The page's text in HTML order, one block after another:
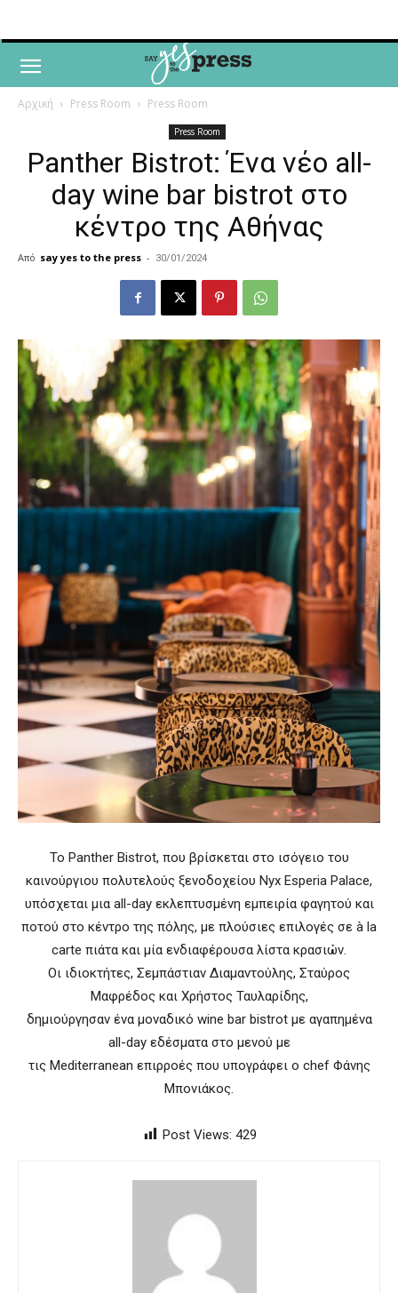
Αρχική Press Room Press Room
Press Room
Panther Bistrot: Ένα νέο all-
day wine bar bistrot στο
κέντρο της Αθήνας
Από say yes to the press - 30/01/2024
Το Panther Bistrot, που βρίσκεται στο ισόγειο του
καινούργιου πολυτελούς ξενοδοχείου Nyx Esperia Palace,
υπόσχεται μια all-day εκλεπτυσμένη εμπειρία φαγητού και
ποτού στο κέντρο της πόλης, με πλούσιες επιλογές σε à la
carte πιάτα και μία ενδιαφέρουσα λίστα κρασιών.
Οι ιδιοκτήτες, Σεμπάστιαν Διαμαντούλης, Σταύρος
Μαφρέδος και Χρήστος Ταυλαρίδης,
δημιούργησαν ένα μοναδικό wine bar bistrot με αγαπημένα
all-day εδέσματα στο μενού με
τις Mediterranean επιρροές που υπογράφει ο chef Φάνης
Μπονιάκος.
Post Views: 429